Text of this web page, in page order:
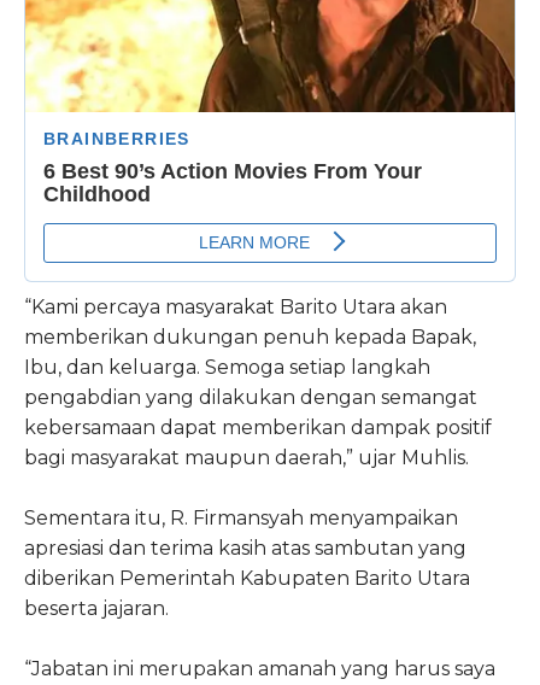
“Kami percaya masyarakat Barito Utara akan
memberikan dukungan penuh kepada Bapak,
Ibu, dan keluarga. Semoga setiap langkah
pengabdian yang dilakukan dengan semangat
kebersamaan dapat memberikan dampak positif
bagi masyarakat maupun daerah,” ujar Muhlis.
Sementara itu, R. Firmansyah menyampaikan
apresiasi dan terima kasih atas sambutan yang
diberikan Pemerintah Kabupaten Barito Utara
beserta jajaran.
“Jabatan ini merupakan amanah yang harus saya